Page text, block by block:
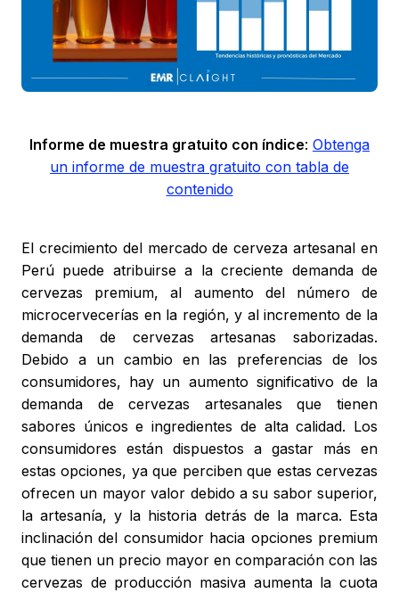
Informe de muestra gratuito con índice: Obtenga
un informe de muestra gratuito con tabla de
contenido
El crecimiento del mercado de cerveza artesanal en
Perú puede atribuirse a la creciente demanda de
cervezas premium, al aumento del número de
microcervecerías en la región, y al incremento de la
demanda de cervezas artesanas saborizadas.
Debido a un cambio en las preferencias de los
consumidores, hay un aumento significativo de la
demanda de cervezas artesanales que tienen
sabores únicos e ingredientes de alta calidad. Los
consumidores están dispuestos a gastar más en
estas opciones, ya que perciben que estas cervezas
ofrecen un mayor valor debido a su sabor superior,
la artesanía, y la historia detrás de la marca. Esta
inclinación del consumidor hacia opciones premium
que tienen un precio mayor en comparación con las
cervezas de producción masiva aumenta la cuota